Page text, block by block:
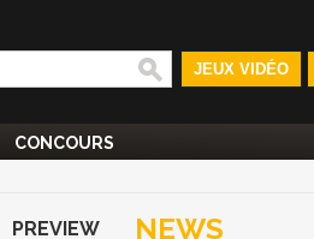
JEUX VIDÉO
CONCOURS
PREVIEW NEWS